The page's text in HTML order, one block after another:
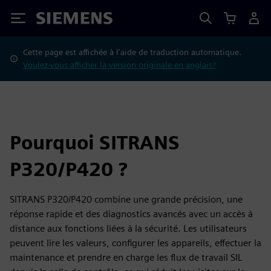
Siemens
Cette page est affichée à l'aide de traduction automatique.
Voulez-vous afficher la version originale en anglais?
Pourquoi SITRANS
P320/P420 ?
SITRANS P320/P420 combine une grande précision, une
réponse rapide et des diagnostics avancés avec un accès à
distance aux fonctions liées à la sécurité. Les utilisateurs
peuvent lire les valeurs, configurer les appareils, effectuer la
maintenance et prendre en charge les flux de travail SIL